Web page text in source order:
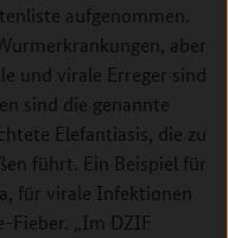
aufgenommen.
aber
und virale Erreger sind
sind die genannte
Elefantiasis, die zu
führt. Ein Beispiel für
für virale Infektionen
Fieber. „Im DZIF